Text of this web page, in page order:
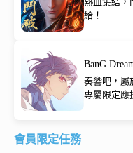
給！
BanG
奏響吧，屬
專屬限定應
會員限定任務